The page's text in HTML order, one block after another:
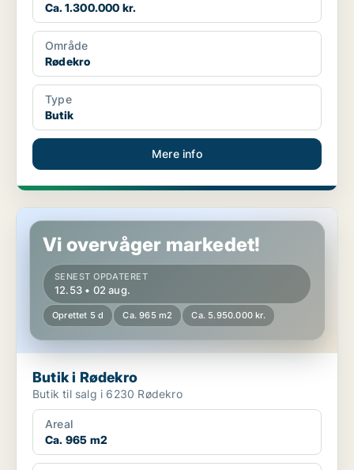
Ca. 1.300.000 kr.
Område
Rødekro
Type
Butik
Mere info
Butik i Rødekro
Vi overvåger markedet!
SENEST OPDATERET
12.53 • 02 aug.
Oprettet 5 d Ca. 965 m2 Ca. 5.950.000 kr.
Butik i Rødekro
Butik til salg i 6230 Rødekro
Areal
Ca. 965 m2